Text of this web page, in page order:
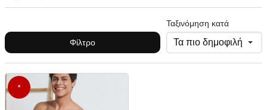
Φίλτρο
Ταξινόμηση κατά
*